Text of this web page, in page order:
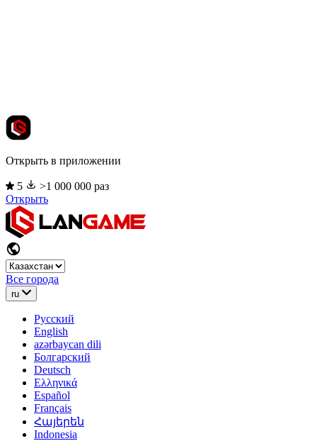
Открыть в приложении
5
>1 000 000 раз
Открыть
Все города
ru
Русский
English
azərbaycan dili
Болгарский
Deutsch
Ελληνικά
Español
Français
Հայերեն
Indonesia